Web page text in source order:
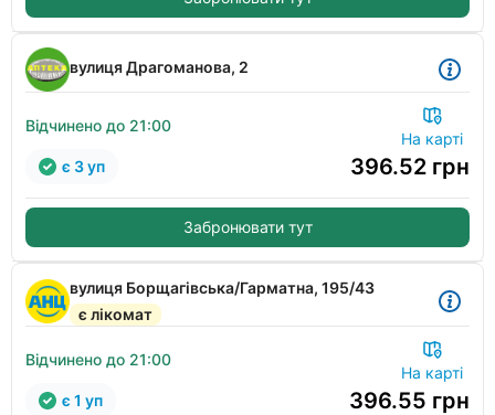
вулиця Драгоманова, 2
Відчинено до 21:00
На карті
396.52 грн
є 3 уп
Забронювати тут
вулиця Борщагівська/Гарматна, 195/43
є лікомат
Відчинено до 21:00
На карті
396.55 грн
є 1 уп